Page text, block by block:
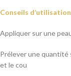
Conseils
Appliquer sur une
Prélever une
et le cou